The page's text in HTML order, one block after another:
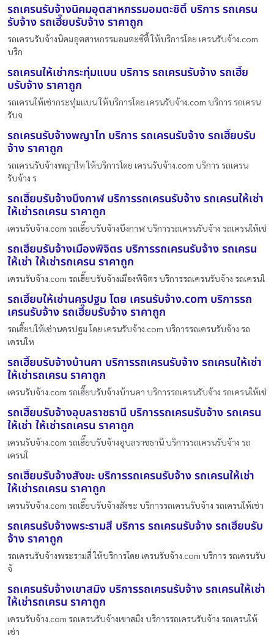
รถเครนรับจ้างนิคมอุตสาหกรรมอมตะซิตี้ บริการ รถเครน
รับจ้าง รถเฮี๊ยบรับจ้าง ราคาถูก
รถเครนรับจ้างนิคมอุตสาหกรรมอมตะซิตี้ ให้บริการโดย เครนรับจ้าง.com
บริก
รถเครนให้เช่ากระทุ่มแบน บริการ รถเครนรับจ้าง รถเฮี๊ย
บรับจ้าง ราคาถูก
รถเครนให้เช่ากระทุ่มแบน ให้บริการโดย เครนรับจ้าง.com บริการ รถเครน
รับจ
รถเครนรับจ้างพญาไท บริการ รถเครนรับจ้าง รถเฮี๊ยบรับ
จ้าง ราคาถูก
รถเครนรับจ้างพญาไท ให้บริการโดย เครนรับจ้าง.com บริการ รถเครน
รับจ้าง ร
รถเฮี๊ยบรับจ้างบึงกาฬ บริการรถเครนรับจ้าง รถเครนให้เช่า
ให้เช่ารถเครน ราคาถูก
เครนรับจ้าง.com รถเฮี๊ยบรับจ้างบึงกาฬ บริการรถเครนรับจ้าง รถเครนให้เช่
รถเฮี๊ยบรับจ้างเมืองพิจิตร บริการรถเครนรับจ้าง รถเครน
ให้เช่า ให้เช่ารถเครน ราคาถูก
เครนรับจ้าง.com รถเฮี๊ยบรับจ้างเมืองพิจิตร บริการรถเครนรับจ้าง รถเครนใ
รถเฮี๊ยบให้เช่านครปฐม โดย เครนรับจ้าง.com บริการรถ
เครนรับจ้าง รถเฮี๊ยบรับจ้าง ราคาถูก
รถเฮี๊ยบให้เช่านครปฐม โดย เครนรับจ้าง.com บริการรถเครนรับจ้าง รถ
เครนให
รถเฮี๊ยบรับจ้างบ้านคา บริการรถเครนรับจ้าง รถเครนให้เช่า
ให้เช่ารถเครน ราคาถูก
เครนรับจ้าง.com รถเฮี๊ยบรับจ้างบ้านคา บริการรถเครนรับจ้าง รถเครนให้เช่
รถเฮี๊ยบรับจ้างอุบลราชธานี บริการรถเครนรับจ้าง รถเครน
ให้เช่า ให้เช่ารถเครน ราคาถูก
เครนรับจ้าง.com รถเฮี๊ยบรับจ้างอุบลราชธานี บริการรถเครนรับจ้าง รถ
เครนใ
รถเฮี๊ยบรับจ้างสังขะ บริการรถเครนรับจ้าง รถเครนให้เช่า
ให้เช่ารถเครน ราคาถูก
เครนรับจ้าง.com รถเฮี๊ยบรับจ้างสังขะ บริการรถเครนรับจ้าง รถเครนให้เช่า
รถเครนรับจ้างพระรามสี่ บริการ รถเครนรับจ้าง รถเฮี๊ยบรับ
จ้าง ราคาถูก
รถเครนรับจ้างพระรามสี่ ให้บริการโดย เครนรับจ้าง.com บริการ รถเครนรับ
จ้
รถเครนรับจ้างเขาสมิง บริการรถเครนรับจ้าง รถเครนให้เช่า
ให้เช่ารถเครน ราคาถูก
เครนรับจ้าง.com รถเครนรับจ้างเขาสมิง บริการรถเครนรับจ้าง รถเครนให้
เช่า